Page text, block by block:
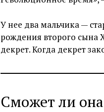
У нее два мальчика —
рождения второго сына
декрет. Когда декрет
Сможет ли она